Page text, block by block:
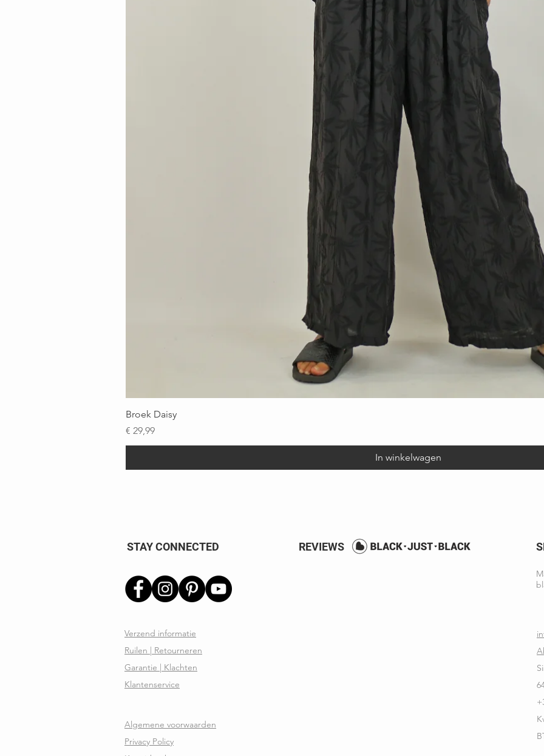
Broek Daisy
Prijs
€ 29,99
In winkelwagen
STAY CONNECTED REVIEWS
Verzend informatie
Ruilen | Retourneren
Garantie | Klachten
Klantenservice
Algemene voorwaarden
Privacy Policy